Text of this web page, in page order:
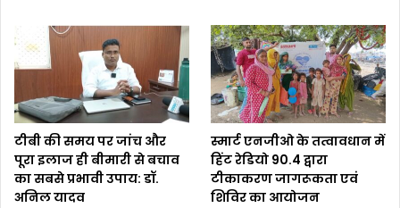
टीबी की समय पर जांच और
पूरा इलाज ही बीमारी से बचाव
का सबसे प्रभावी उपाय: डॉ.
अनिल यादव
स्मार्ट एनजीओ के तत्वावधान में
हिंट रेडियो 90.4 द्वारा
टीकाकरण जागरूकता एवं
शिविर का आयोजन